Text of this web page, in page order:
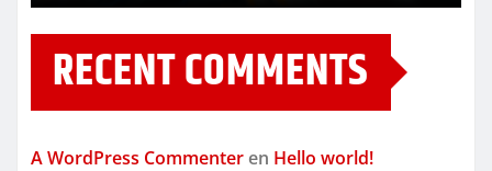
RECENT COMMENTS
A WordPress Commenter en Hello world!